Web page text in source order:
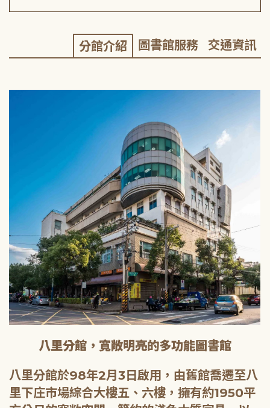
分館介紹 圖書館服務 交通資訊
八里分館，寬敞明亮的多功能圖書館
八里分館於98年2月3日啟用，由舊館喬遷至八
里下庄市場綜合大樓五、六樓，擁有約1950平